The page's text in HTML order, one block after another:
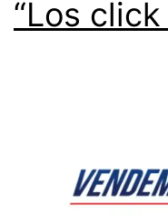
“Los